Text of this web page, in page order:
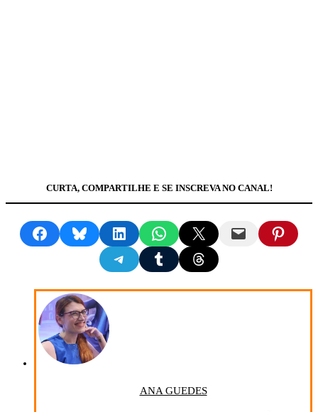
CURTA, COMPARTILHE E SE INSCREVA NO CANAL!
Share on FacebookShare on BlueskyShare on LinkedInShare on WhatsApp
Share on X Email this Page Share on
Share on TelegramShare on TumblrShare on Threads
ANA GUEDES